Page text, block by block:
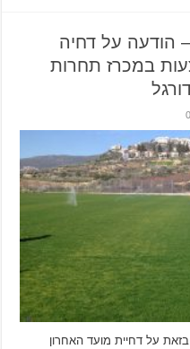
מכרז פומבי מס 01/2022 – הודעה על דחיה
במכרז תחרות
0
בזאת על דחיית מועד האחרון